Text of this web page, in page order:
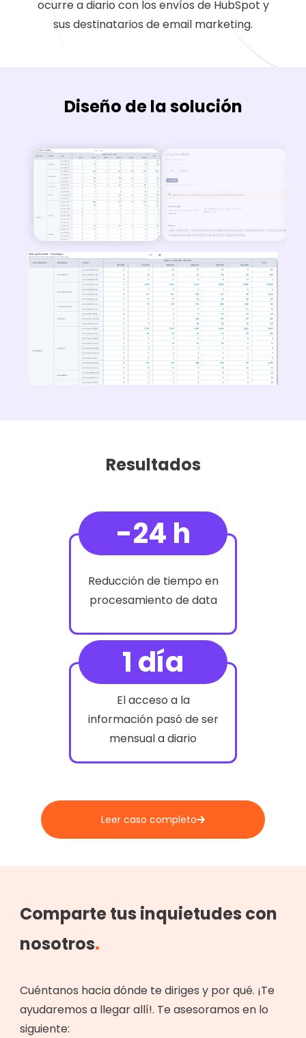
ocurre a diario con los envíos de HubSpot y
sus destinatarios de email marketing.
Diseño de la solución
Resultados
-24 h
Reducción de tiempo en
procesamiento de data
1 día
El acceso a la
información pasó de ser
mensual a diario
Leer caso completo
Comparte tus inquietudes con
nosotros.
Cuéntanos hacia dónde te diriges y por qué. ¡Te
ayudaremos a llegar allí!. Te asesoramos en lo
siguiente: